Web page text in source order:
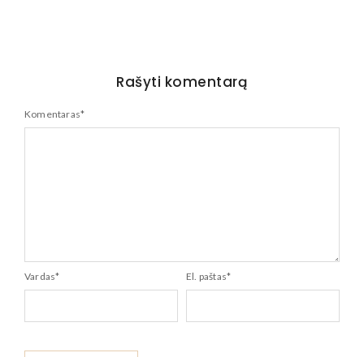
Rašyti komentarą
Komentaras*
Vardas* El. paštas*